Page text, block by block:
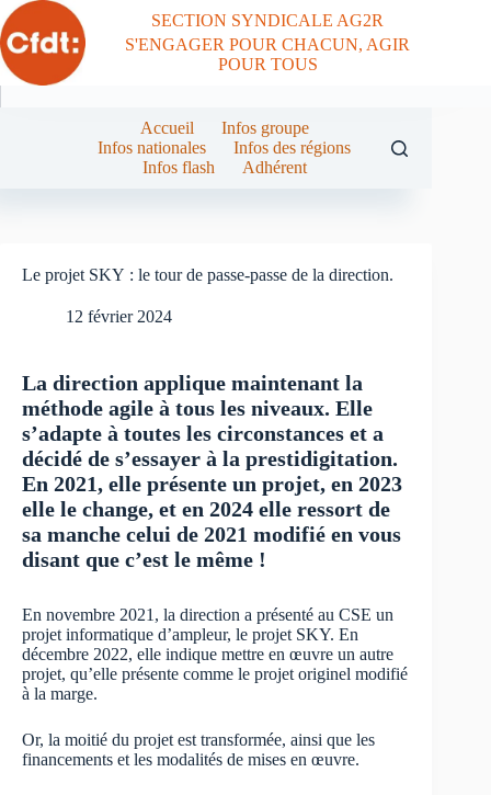
Passer
au
contenu
SECTION SYNDICALE AG2R
S'ENGAGER POUR CHACUN, AGIR
POUR TOUS
Accueil
Infos groupe
Infos nationales
Infos des régions
Infos flash
Adhérent
Le projet SKY : le tour de passe-passe de la direction.
12 février 2024
La direction applique maintenant la
méthode agile à tous les niveaux. Elle
s’adapte à toutes les circonstances et a
décidé de s’essayer à la prestidigitation.
En 2021, elle présente un projet, en 2023
elle le change, et en 2024 elle ressort de
sa manche celui de 2021 modifié en vous
disant que c’est le même !
En novembre 2021, la direction a présenté au CSE un
projet informatique d’ampleur, le projet SKY. En
décembre 2022, elle indique mettre en œuvre un autre
projet, qu’elle présente comme le projet originel modifié
à la marge.
Or, la moitié du projet est transformée, ainsi que les
financements et les modalités de mises en œuvre.